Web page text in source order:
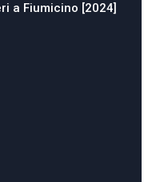
a Fiumicino [2024]